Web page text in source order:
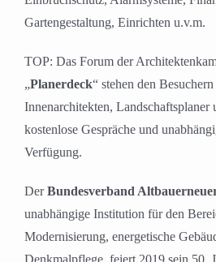
Gartengestaltung, Einrichten u.v.m.
TOP: Das Forum der
„Planerdeck“ stehen den
Innenarchitekten, Landschaftsplaner
kostenlose Gespräche und
Verfügung.
DerBundesverband
unabhängige Institution für den
Modernisierung, energetische